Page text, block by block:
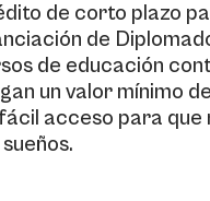
de corto plazo
de
de educación
un valor mínimo
acceso para que